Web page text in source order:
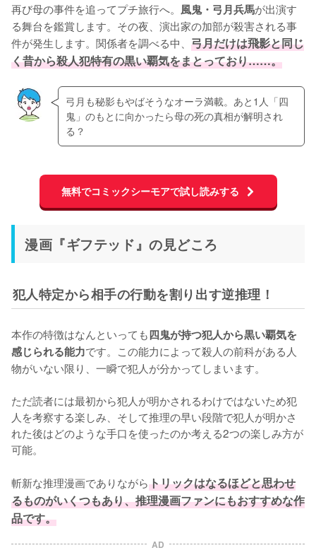
再び母の事件を追ってプチ旅行へ。 風鬼・弓月兵馬が出演す
る舞台を鑑賞します。その夜、演出家の加部が殺害される事
件が発生します。関係者を調べる中、 弓月だけは飛影と同じ
く昔から殺人犯特有の黒い覇気をまとっており……。
弓月も秘影もやばそうなオーラ満載。あと1人「四
鬼」のもとに向かったら母の死の真相が解明され
る？
無料でコミックシーモアで試し読みする
漫画『ギフテッド』の見どころ
犯人特定から相手の行動を割り出す逆推理！
本作の特徴はなんといっても四鬼が持つ犯人から黒い覇気を
感じられる能力です。この能力によって殺人の前科がある人
物がいない限り、一瞬で犯人が分かってしまいます。
ただ読者には最初から犯人が明かされるわけではないため犯
人を考察する楽しみ、そして推理の早い段階で犯人が明かさ
れた後はどのような手口を使ったのか考える2つの楽しみ方が
可能。
斬新な推理漫画でありながらトリックはなるほどと思わせ
るものがいくつもあり、推理漫画ファンにもおすすめな作
品です。
AD